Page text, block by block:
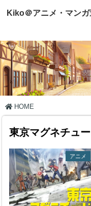
Kiko＠アニメ・マンガ
HOME
東京マグネチュ
アニメ